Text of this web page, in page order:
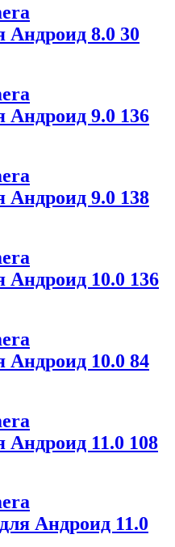
Андроид 8.0 30
Андроид 9.0 136
Андроид 9.0 138
Андроид 10.0 136
Андроид 10.0 84
Андроид 11.0 108
Андроид 11.0